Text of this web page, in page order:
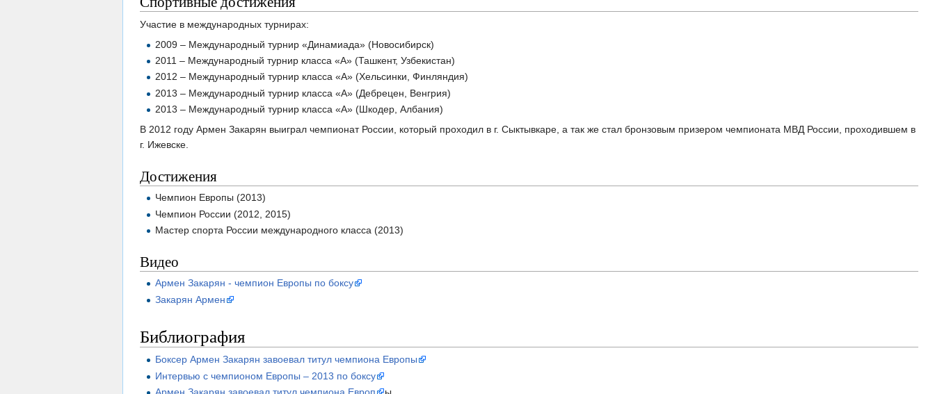
Участие в международных турнирах:
2009 – Международный турнир «Динамиада» (Новосибирск)
2011 – Международный турнир класса «А» (Ташкент, Узбекистан)
2012 – Международный турнир класса «А» (Хельсинки, Финляндия)
2013 – Международный турнир класса «А» (Дебрецен, Венгрия)
2013 – Международный турнир класса «А» (Шкодер, Албания)
В 2012 году Армен Закарян выиграл чемпионат России, который проходил в г. Сыктывкаре, а так же стал бронзовым призером чемпионата МВД России, проходившем в
г. Ижевске.
Достижения
Чемпион Европы (2013)
Чемпион России (2012, 2015)
Мастер спорта России международного класса (2013)
Видео
Армен Закарян - чемпион Европы по боксу
Закарян Армен
Библиография
Боксер Армен Закарян завоевал титул чемпиона Европы
Интервью с чемпионом Европы – 2013 по боксу